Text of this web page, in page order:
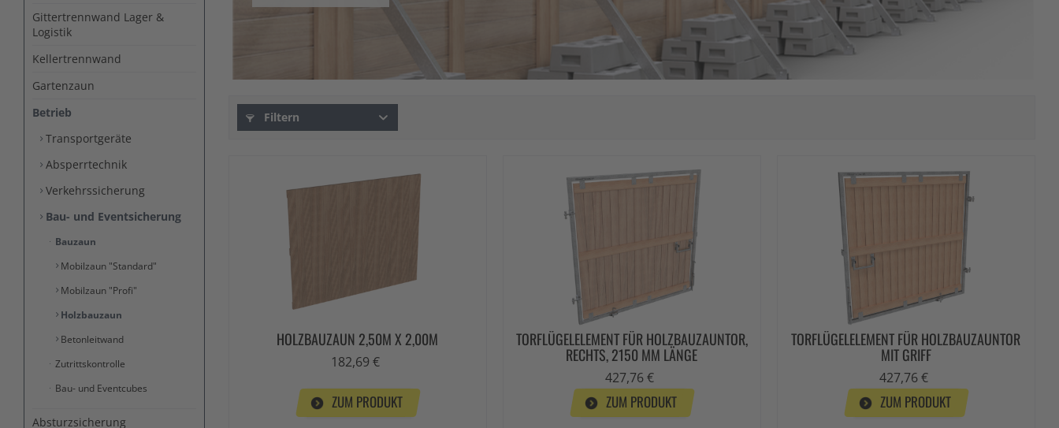
Gittertrennwand Lager &
Logistik
Kellertrennwand
Gartenzaun
Betrieb
Transportgeräte
Absperrtechnik
Verkehrssicherung
Bau- und Eventsicherung
Bauzaun
Mobilzaun "Standard"
Mobilzaun "Profi"
Holzbauzaun
Betonleitwand
Zutrittskontrolle
Bau- und Eventcubes
Absturzsicherung
Filtern
HOLZBAUZAUN 2,50M X 2,00M
182,69 €
ZUM PRODUKT
TORFLÜGELELEMENT FÜR HOLZBAUZAUNTOR,
RECHTS, 2150 MM LÄNGE
427,76 €
ZUM PRODUKT
TORFLÜGELELEMENT FÜR HOLZBAUZAUNTOR
MIT GRIFF
427,76 €
ZUM PRODUKT